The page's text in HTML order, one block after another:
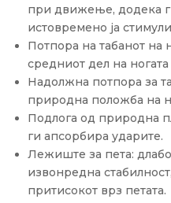
при движење, додека
истовремено ја
Потпора на табанот на
средниот дел на ногата
Надолжна потпора за
природна положба на
Подлога од природна
ги апсорбира ударите.
Лежиште за пета:
извонредна
притисокот врз петата.